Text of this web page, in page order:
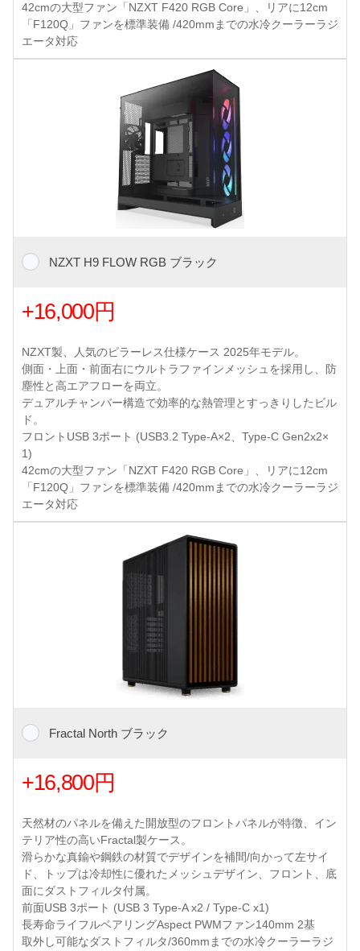
42cmの大型ファン「NZXT F420 RGB Core」、リアに12cm
「F120Q」ファンを標準装備 /420mmまでの水冷クーラーラジ
エータ対応
NZXT H9 FLOW RGB ブラック
+16,000円
NZXT製、人気のピラーレス仕様ケース 2025年モデル。
側面・上面・前面右にウルトラファインメッシュを採用し、防
塵性と高エアフローを両立。
デュアルチャンバー構造で効率的な熱管理とすっきりしたビル
ド。
フロントUSB 3ポート (USB3.2 Type-A×2、Type-C Gen2x2×
1)
42cmの大型ファン「NZXT F420 RGB Core」、リアに12cm
「F120Q」ファンを標準装備 /420mmまでの水冷クーラーラジ
エータ対応
Fractal North ブラック
+16,800円
天然材のパネルを備えた開放型のフロントパネルが特徴、イン
テリア性の高いFractal製ケース。
滑らかな真鍮や鋼鉄の材質でデザインを補間/向かって左サイ
ド、トップは冷却性に優れたメッシュデザイン、フロント、底
面にダストフィルタ付属。
前面USB 3ポート (USB 3 Type-A x2 / Type-C x1)
長寿命ライフルベアリングAspect PWMファン140mm 2基
取外し可能なダストフィルタ/360mmまでの水冷クーラーラジ